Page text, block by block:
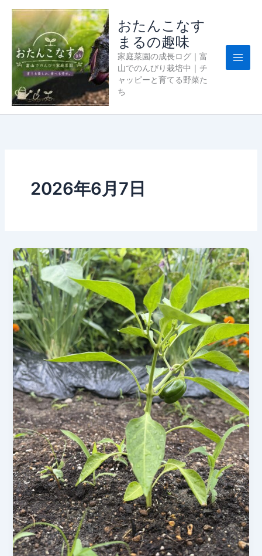
おたんこなす
まるの趣味
家庭菜園の成長ログ｜富
山でのんびり栽培中｜チ
ャッピーと育てる野菜た
ち
2026年6月7日